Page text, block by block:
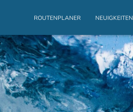
ROUTENPLANER NEUIGKEITEN